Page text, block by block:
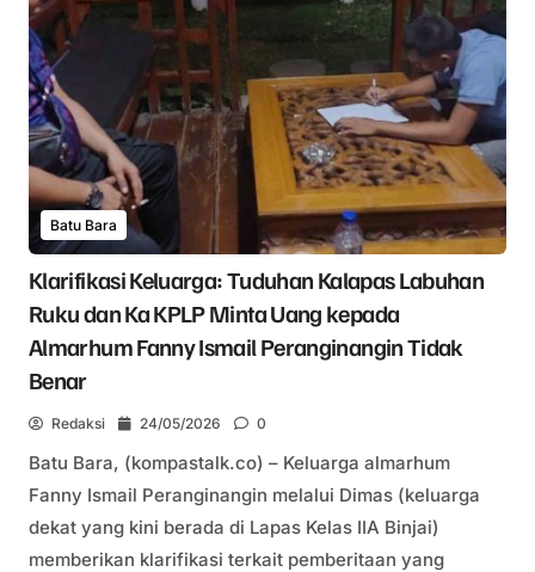
Batu Bara
Klarifikasi Keluarga: Tuduhan Kalapas Labuhan
Ruku dan Ka KPLP Minta Uang kepada
Almarhum Fanny Ismail Peranginangin Tidak
Benar
Redaksi 24/05/2026 0
Batu Bara, (kompastalk.co) – Keluarga almarhum
Fanny Ismail Peranginangin melalui Dimas (keluarga
dekat yang kini berada di Lapas Kelas IIA Binjai)
memberikan klarifikasi terkait pemberitaan yang